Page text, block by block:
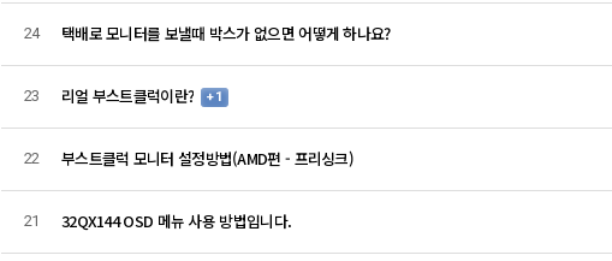
24 택배로 모니터를 보낼때 박스가 없으면 어떻게 하나요?
23 리얼 부스트클럭이란? + 1
22 부스트클럭 모니터 설정방법(AMD편 - 프리싱크)
21 32QX144 OSD 메뉴 사용 방법입니다.